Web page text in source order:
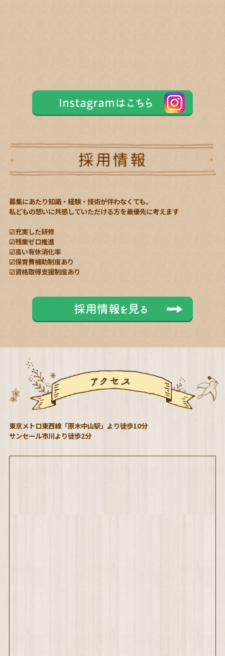
募集にあたり知識・経験・技術が伴わなくても、
私どもの想いに共感していただける方を最優先に考えます
☑充実した研修
☑残業ゼロ推進
☑高い有休消化率
☑保育費補助制度あり
☑資格取得支援制度あり
東京メトロ東西線「原木中山駅」より徒歩10分
サンセール市川より徒歩2分